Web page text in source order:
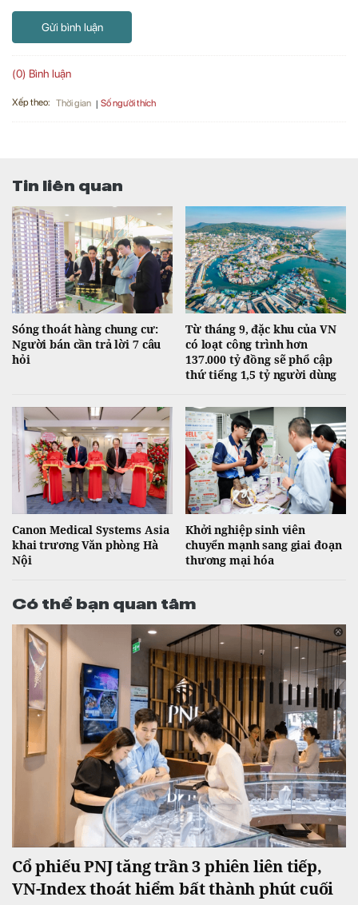
Gửi bình luận
(0) Bình luận
Xếp theo: Thời gian Số người thích
Tin liên quan
Sóng thoát hàng chung cư:
Người bán cần trả lời 7 câu
hỏi
Từ tháng 9, đặc khu của VN
có loạt công trình hơn
137.000 tỷ đồng sẽ phổ cập
thứ tiếng 1,5 tỷ người dùng
Canon Medical Systems Asia
khai trương Văn phòng Hà
Nội
Khởi nghiệp sinh viên
chuyển mạnh sang giai đoạn
thương mại hóa
Có thể bạn quan tâm
Cổ phiếu PNJ tăng trần 3 phiên liên tiếp,
VN-Index thoát hiểm bất thành phút cuối